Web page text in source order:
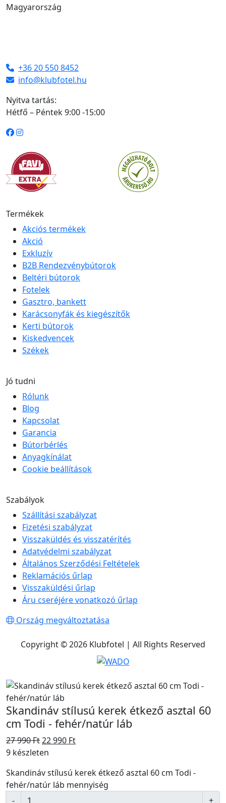
Magyarország
+36 20 550 8452
info@klubfotel.hu
Nyitva tartás:
Hétfő – Péntek 9:00 -15:00
Termékek
Akciós termékek
Akció
Exkluzív
B2B Rendezvénybútorok
Beltéri bútorok
Fotelek
Gasztro, bankett
Karácsonyfák és kiegészítők
Kerti bútorok
Kiskedvencek
Székek
Jó tudni
Rólunk
Blog
Kapcsolat
Garancia
Bútorbérlés
Anyagkínálat
Cookie beállítások
Szabályok
Szállítási szabályzat
Fizetési szabályzat
Visszaküldés és visszatérítés
Adatvédelmi szabályzat
Általános Szerződési Feltételek
Reklamációs űrlap
Visszaküldési űrlap
Áru cseréjére vonatkozó űrlap
Ország megváltoztatása
Copyright © 2026 Klubfotel | All Rights Reserved
Skandináv stílusú kerek étkező asztal 60
cm Todi - fehér/natúr láb
27 990Ft22 990 Ft
9 készleten
Skandináv stílusú kerek étkező asztal 60 cm Todi -
fehér/natúr láb mennyiség